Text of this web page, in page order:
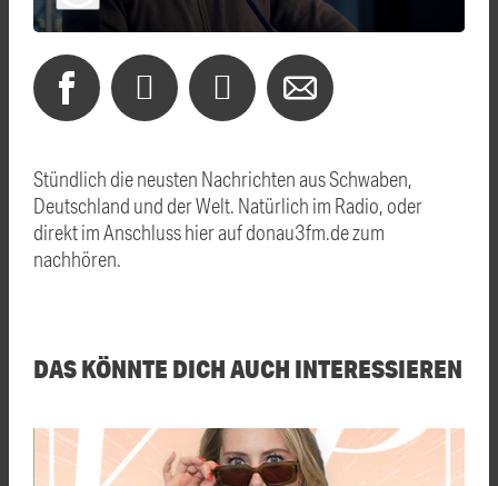
Stündlich die neusten Nachrichten aus Schwaben,
Deutschland und der Welt. Natürlich im Radio, oder
direkt im Anschluss hier auf donau3fm.de zum
nachhören.
DAS KÖNNTE DICH AUCH INTERESSIEREN